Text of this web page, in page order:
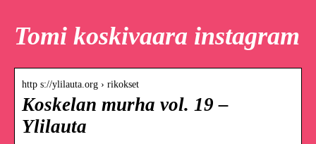
Tomi koskivaara instagram
http s://ylilauta.org › rikokset
Koskelan murha vol. 19 –
Ylilauta